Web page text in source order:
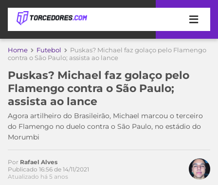
APOSTAS
DE
APOSTA
MELHORES
SITES
DE
APOSTAS
2026
COPA
DO
MUNDO
TIMES
MEU
TIME
CAMPEONATOS
Home Futebol
Puskas? Michael faz golaço pelo Flamengo
contra o São Paulo; assista ao lance
Puskas? Michael faz golaço pelo
Flamengo contra o São Paulo;
assista ao lance
Agora artilheiro do Brasileirão, Michael marcou o terceiro
do Flamengo no duelo contra o São Paulo, no estádio do
Morumbi
Por Rafael Alves
Publicado 16:56 de 14/11/2021
Atualizado há 5 anos